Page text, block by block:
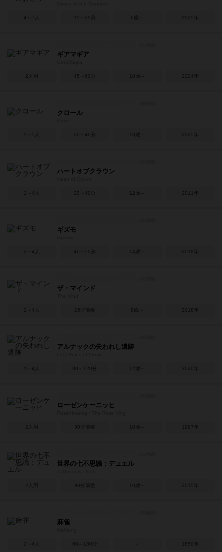
4～7人 15～20分 6歳～ 2025年
ギアマギア
2人用 45～60分 10歳～ 2024年
クロール
1～5人 20～40分 10歳～ 2025年
ハートオブクラウン
2～4人 20～40分 12歳～ 2011年
ギズモ
2～4人 40～50分 14歳～ 2018年
ザ・マインド
2～4人 15分前後 8歳～ 2018年
アルナックの失われし遺跡
1～4人 30～120分 12歳～ 2020年
ローゼンケーニッヒ
2人用 30分前後 10歳～ 1997年
世界の七不思議：デュエル
2人用 30分前後 10歳～ 2015年
麻雀
2～4人 60～180分 1850年